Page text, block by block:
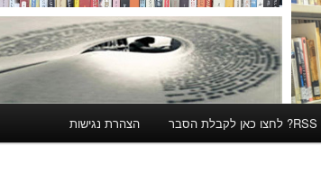
הצהרת נגישות